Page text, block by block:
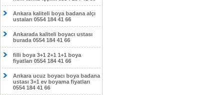
Ankara kaliteli boya badana alçı
ustaları 0554 184 41 66
Ankarada kaliteli boyacı ustası
burada 0554 184 41 66
filli boya 3+1 2+1 1+1 boya
fiyatları 0554 184 41 66
Ankara ucuz boyacı boya badana
ustası 3+1 ev boyama fiyatları
0554 184 41 66